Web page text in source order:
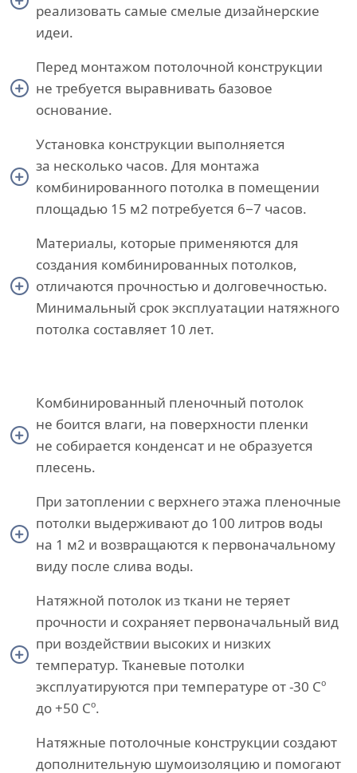
реализовать самые смелые дизайнерские
идеи.
Перед монтажом потолочной конструкции
не требуется выравнивать базовое
основание.
Установка конструкции выполняется
за несколько часов. Для монтажа
комбинированного потолка в помещении
площадью 15 м2 потребуется 6−7 часов.
Материалы, которые применяются для
создания комбинированных потолков,
отличаются прочностью и долговечностью.
Минимальный срок эксплуатации натяжного
потолка составляет 10 лет.
Комбинированный пленочный потолок
не боится влаги, на поверхности пленки
не собирается конденсат и не образуется
плесень.
При затоплении с верхнего этажа пленочные
потолки выдерживают до 100 литров воды
на 1 м2 и возвращаются к первоначальному
виду после слива воды.
Натяжной потолок из ткани не теряет
прочности и сохраняет первоначальный вид
при воздействии высоких и низких
температур. Тканевые потолки
эксплуатируются при температуре от -30 Сº
до +50 Сº.
Натяжные потолочные конструкции создают
дополнительную шумоизоляцию и помогают